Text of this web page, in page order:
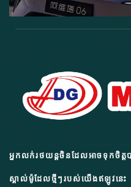
អ្នកលក់រថយន្តចិនដែលអាចទុកចិត្ត
ស្គាល់ម៉ូដែលថ្មីៗរបស់យើងឥឡូវនេះ